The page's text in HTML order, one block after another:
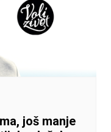
još manje